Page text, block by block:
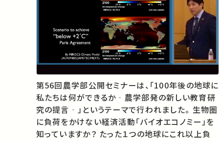
第56回農学部公開セミナーは、「100年後の地球に
私たちは何ができるか‐農学部発の新しい教育研
究の提言‐」というテーマで行われました。 生物圏
に負荷をかけない経済活動「バイオエコノミー」を
知っていますか？ たった１つの地球にこれ以上負